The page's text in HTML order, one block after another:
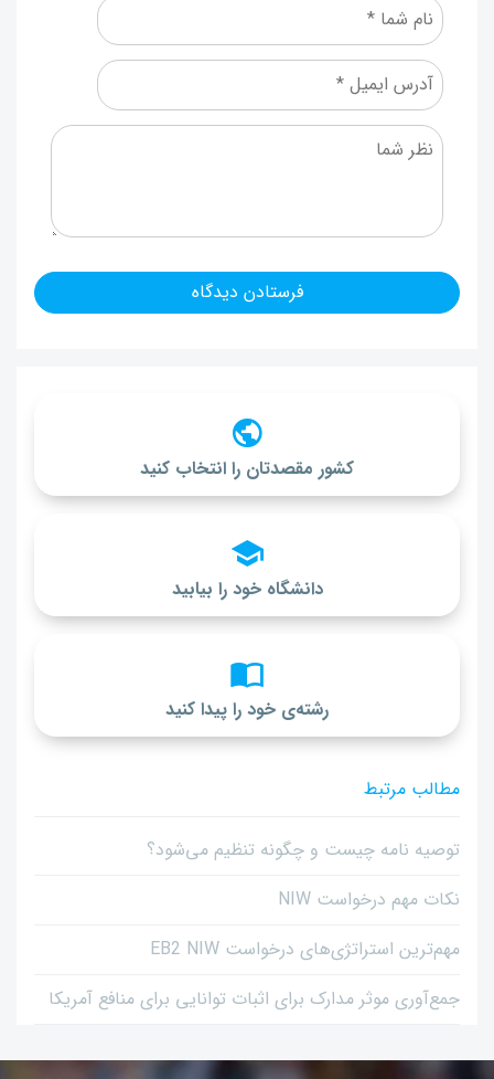
کشور مقصدتان را انتخاب کنید
دانشگاه خود را بیابید
رشته‌ی خود را پیدا کنید
مطالب مرتبط
توصیه نامه چیست و چگونه تنظیم می‌شود؟
نکات مهم درخواست NIW
مهم‌ترین استراتژی‌های درخواست EB2 NIW
جمع‌آوری موثر مدارک برای اثبات توانایی برای منافع آمریکا